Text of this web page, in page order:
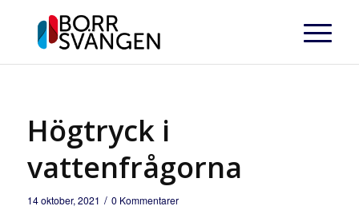
Högtryck i
vattenfrågorna
14 oktober, 2021 / 0 Kommentarer